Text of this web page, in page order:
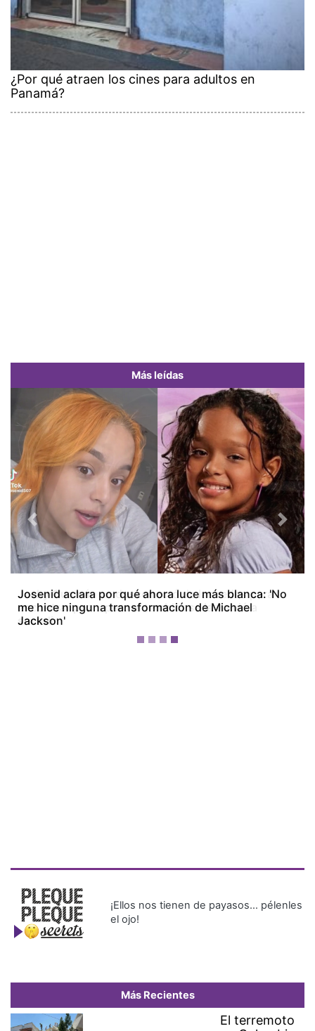
¿Por qué atraen los cines para adultos en
Panamá?
Más leídas
Jacky Guzmán se desconectó de las redes para
encontrar paz… pero el temblor se la volvió a
sacudir
Previous Next
¡Ellos nos tienen de payasos… pélenles
el ojo!
Más Recientes
El terremoto